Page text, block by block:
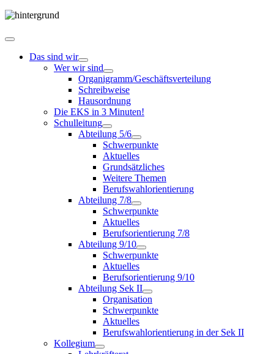
Das sind wir
Wer wir sind
Organigramm/Geschäftsverteilung
Schreibweise
Hausordnung
Die EKS in 3 Minuten!
Schulleitung
Abteilung 5/6
Schwerpunkte
Aktuelles
Grundsätzliches
Weitere Themen
Berufswahlorientierung
Abteilung 7/8
Schwerpunkte
Aktuelles
Berufsorientierung 7/8
Abteilung 9/10
Schwerpunkte
Aktuelles
Berufsorientierung 9/10
Abteilung Sek II
Organisation
Schwerpunkte
Aktuelles
Berufswahlorientierung in der Sek II
Kollegium